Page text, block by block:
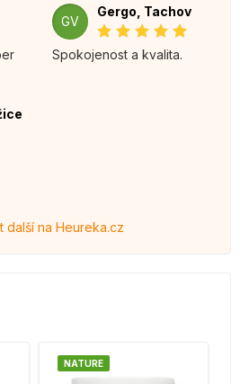
GV
Gergo, Tachov
Spokojenost a kvalita.
další na Heureka.cz
NATURE